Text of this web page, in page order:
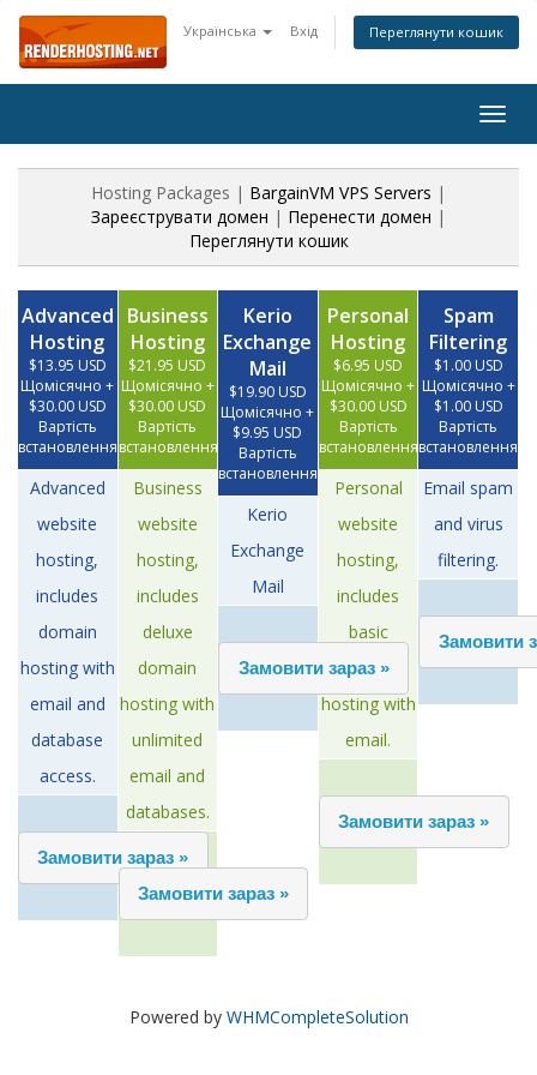
Українська Вхід Переглянути кошик
Hosting Packages | BargainVM VPS Servers |
Зареєструвати домен | Перенести домен |
Переглянути кошик
Advanced
Hosting
$13.95 USD
Щомісячно +
$30.00 USD
Вартість
встановлення
Advanced
website
hosting,
includes
domain
hosting with
email and
database
access.
Business
Hosting
$21.95 USD
Щомісячно +
$30.00 USD
Вартість
встановлення
Business
website
hosting,
includes
deluxe
domain
hosting with
unlimited
email and
databases.
Kerio
Exchange
Mail
$19.90 USD
Щомісячно +
$9.95 USD
Вартість
встановлення
Kerio
Exchange
Mail
Personal
Hosting
$6.95 USD
Щомісячно +
$30.00 USD
Вартість
встановлення
Personal
website
hosting,
includes
basic
domain
hosting with
email.
Spam
Filtering
$1.00 USD
Щомісячно +
$1.00 USD
Вартість
встановлення
Email spam
and virus
filtering.
Powered by WHMCompleteSolution